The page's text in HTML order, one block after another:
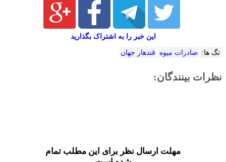
این خبر را به اشتراک بگذارید
تگ ها: صادرات میوه قندهار جهان
نظرات بینندگان:
مهلت ارسال نظر برای این مطلب تمام